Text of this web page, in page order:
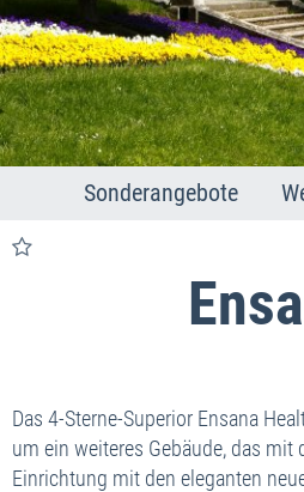
Sonderangebote
Joachimsthal
Das 4-Sterne-Superior Ensana
um ein weiteres Gebäude, das
Einrichtung mit den eleganten